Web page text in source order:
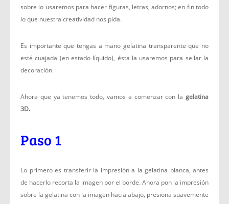
sobre lo usaremos para hacer figuras, letras, adornos; en fin todo
lo que nuestra creatividad nos pida.
Es importante que tengas a mano gelatina transparente que no
esté cuajada (en estado líquido), ésta la usaremos para sellar la
decoración.
Ahora que ya tenemos todo, vamos a comenzar con la gelatina
3D.
Paso 1
Lo primero es transferir la impresión a la gelatina blanca, antes
de hacerlo recorta la imagen por el borde. Ahora pon la impresión
sobre la gelatina con la imagen hacia abajo, presiona suavemente